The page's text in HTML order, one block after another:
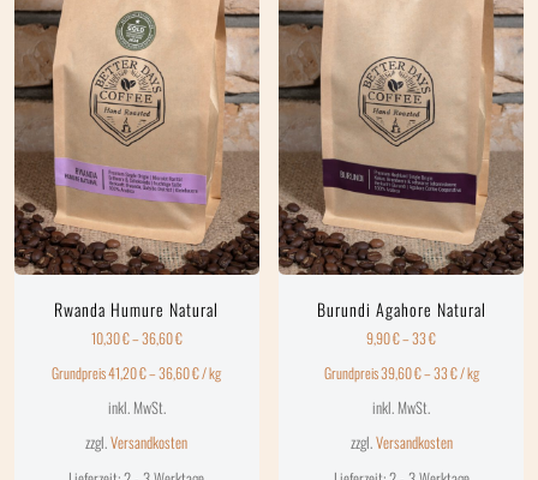
Rwanda Humure Natural
10,30€–36,60€
Grundpreis41,20€–36,60€/kg
inkl. MwSt.
zzgl.Versandkosten
Burundi Agahore Natural
9,90€–33€
Grundpreis39,60€–33€/kg
inkl. MwSt.
zzgl.Versandkosten